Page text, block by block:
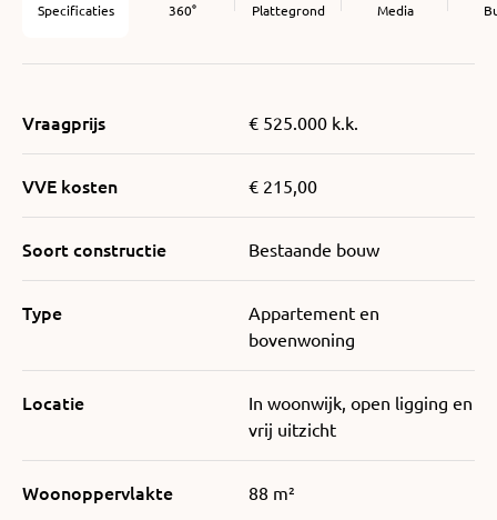
Specificaties 360° Plattegrond Media
Vraagprijs € 525.000 k.k.
VVE kosten € 215,00
Soort constructie Bestaande bouw
Type
Appartement en
bovenwoning
Locatie
In woonwijk, open ligging en
vrij uitzicht
Woonoppervlakte 88 m²